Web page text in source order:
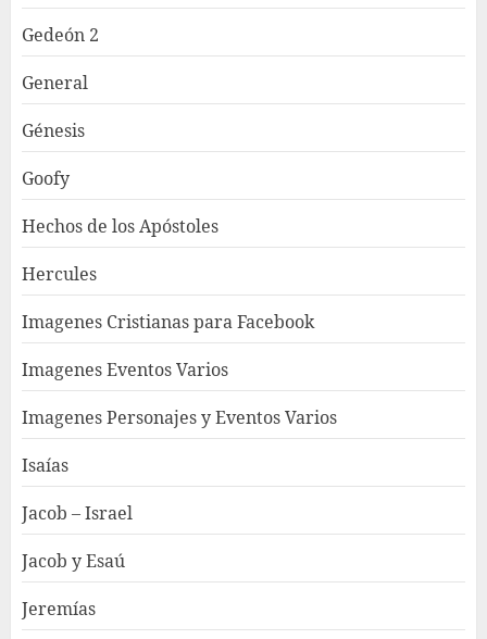
Gedeón 2
General
Génesis
Goofy
Hechos de los Apóstoles
Hercules
Imagenes Cristianas para Facebook
Imagenes Eventos Varios
Imagenes Personajes y Eventos Varios
Isaías
Jacob – Israel
Jacob y Esaú
Jeremías